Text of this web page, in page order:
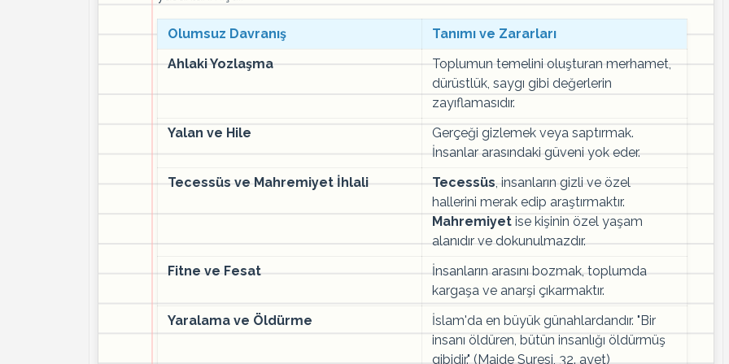
Olumsuz Davranış
Tanımı ve Zararları
Ahlaki Yozlaşma
Toplumun temelini oluşturan merhamet,
dürüstlük, saygı gibi değerlerin
zayıflamasıdır.
Yalan ve Hile
Gerçeği gizlemek veya saptırmak.
İnsanlar arasındaki güveni yok eder.
Tecessüs ve Mahremiyet İhlali
Tecessüs, insanların gizli ve özel
hallerini merak edip araştırmaktır.
Mahremiyet ise kişinin özel yaşam
alanıdır ve dokunulmazdır.
Fitne ve Fesat
İnsanların arasını bozmak, toplumda
kargaşa ve anarşi çıkarmaktır.
Yaralama ve Öldürme
İslam'da en büyük günahlardandır. "Bir
insanı öldüren, bütün insanlığı öldürmüş
gibidir." (Maide Suresi, 32. ayet)